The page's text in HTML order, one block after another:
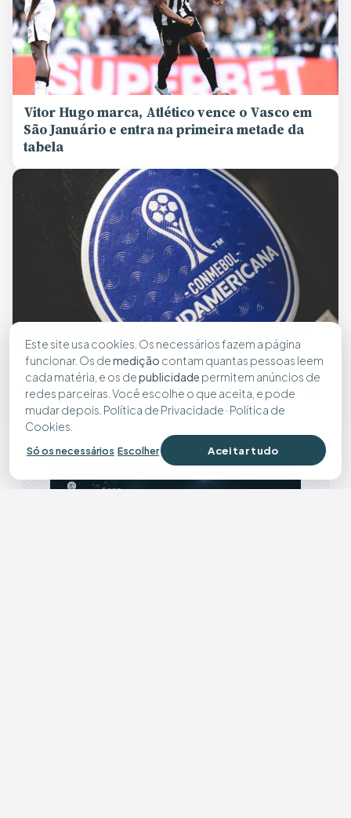
Vitor Hugo marca, Atlético vence o Vasco em
São Januário e entra na primeira metade da
tabela
Atlético conhece caminho na Sul-Americana e
vai enfrentar Red Bull Bragantino ou Sporting
Cristal nas oitavas
Este site usa cookies. Os necessários fazem a página
funcionar. Os demedição contam quantas pessoas leem
cada matéria, e os depublicidade permitem anúncios de
redes parceiras. Você escolhe o que aceita, e pode
mudar depois. Política de Privacidade · Política de
Cookies
Só os necessários Escolher Aceitar tudo